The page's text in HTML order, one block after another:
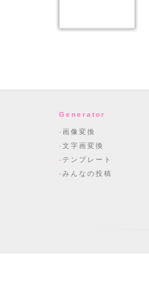
Generator
画像変換
文字画変換
テンプレート
みんなの投稿